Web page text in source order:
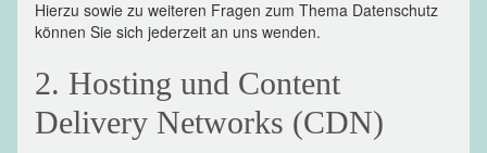
Hierzu sowie zu weiteren Fragen zum Thema Datenschutz
können Sie sich jederzeit an uns wenden.
2. Hosting und Content
Delivery Networks (CDN)